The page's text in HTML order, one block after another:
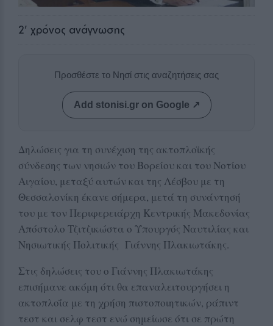
2' χρόνος ανάγνωσης
Προσθέστε το Νησί στις αναζητήσεις σας
Add stonisi.gr on Google ↗
Δηλώσεις για τη συνέχιση της ακτοπλοϊκής
σύνδεσης των νησιών του Βορείου και του Νοτίου
Αιγαίου, μεταξύ αυτών και της Λέσβου με τη
Θεσσαλονίκη έκανε σήμερα, μετά τη συνάντησή
του με τον Περιφερειάρχη Κεντρικής Μακεδονίας
Απόστολο Τζιτζικώστα ο Υπουργός Ναυτιλίας και
Νησιωτικής Πολιτικής Γιάννης Πλακιωτάκης.
Στις δηλώσεις του ο Γιάννης Πλακιωτάκης
επισήμανε ακόμη ότι θα επαναλειτουργήσει η
ακτοπλοΐα με τη χρήση πιστοποιητικών, ράπιντ
τεστ και σελφ τεστ ενώ σημείωσε ότι σε πρώτη